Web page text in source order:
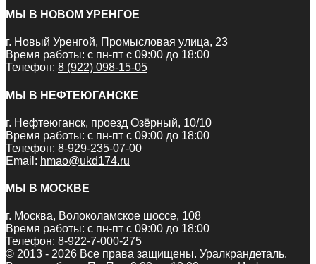
МЫ В НОВОМ УРЕНГОЕ
г. Новый Уренгой, Промысловая улица, 23
Время работы: с пн-пт с 09:00 до 18:00
Телефон: 8 (922) 098-15-05
МЫ В НЕФТЕЮГАНСКЕ
г. Нефтеюганск, проезд Озёрный, 10/10
Время работы: с пн-пт с 09:00 до 18:00
Телефон: 8-929-235-07-00
Email: hmao@ukd174.ru
МЫ В МОСКВЕ
г. Москва, Волоколамское шоссе, 108
Время работы: с пн-пт с 09:00 до 18:00
Телефон: 8-922-7-000-275
© 2013 - 2026 Все права защищены. Уралкрандеталь.